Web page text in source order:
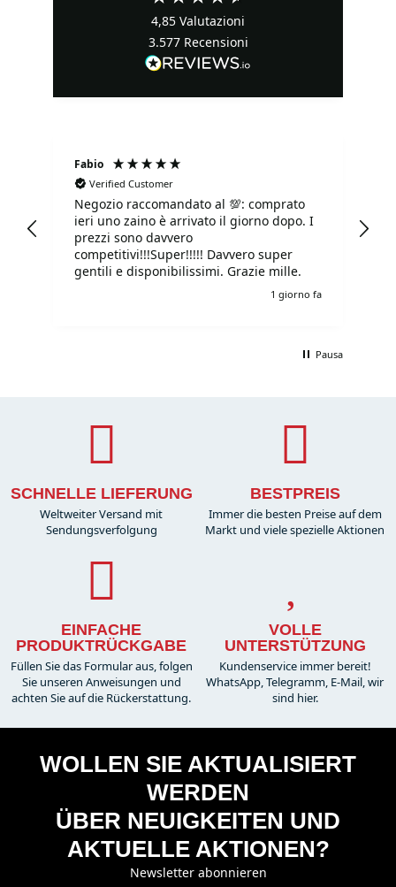
4,85 Valutazioni
3.577 Recensioni
Fabio
Verified Customer
Negozio raccomandato al 💯: comprato
ieri uno zaino è arrivato il giorno dopo. I
prezzi sono davvero
competitivi!!!Super!!!!! Davvero super
gentili e disponibilissimi. Grazie mille.
1 giorno fa
Pausa
SCHNELLE LIEFERUNG
Weltweiter Versand mit
Sendungsverfolgung
BESTPREIS
Immer die besten Preise auf dem
Markt und viele spezielle Aktionen
EINFACHE
PRODUKTRÜCKGABE
Füllen Sie das Formular aus, folgen
Sie unseren Anweisungen und
achten Sie auf die Rückerstattung.
VOLLE
UNTERSTÜTZUNG
Kundenservice immer bereit!
WhatsApp, Telegramm, E-Mail, wir
sind hier.
WOLLEN SIE AKTUALISIERT
WERDEN
ÜBER NEUIGKEITEN UND
AKTUELLE AKTIONEN?
Newsletter abonnieren